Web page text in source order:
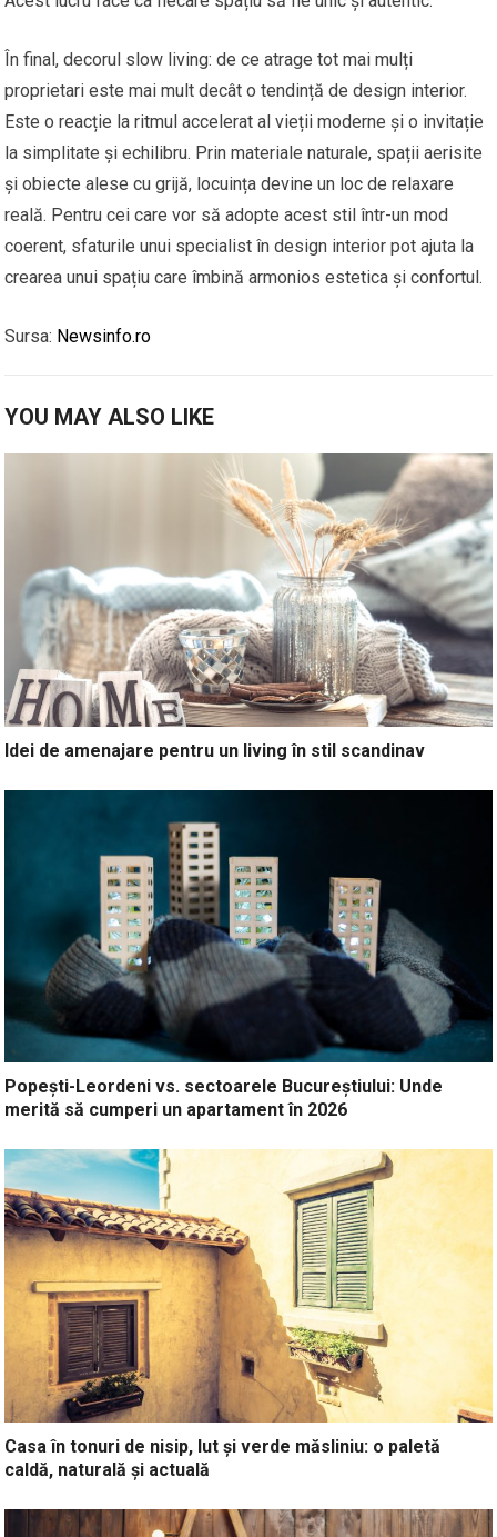
În final, decorul slow living: de ce atrage tot mai mulți
proprietari este mai mult decât o tendință de design interior.
Este o reacție la ritmul accelerat al vieții moderne și o invitație
la simplitate și echilibru. Prin materiale naturale, spații aerisite
și obiecte alese cu grijă, locuința devine un loc de relaxare
reală. Pentru cei care vor să adopte acest stil într-un mod
coerent, sfaturile unui specialist în design interior pot ajuta la
crearea unui spațiu care îmbină armonios estetica și confortul.
Sursa: Newsinfo.ro
YOU MAY ALSO LIKE
Idei de amenajare pentru un living în stil scandinav
Popești-Leordeni vs. sectoarele Bucureștiului: Unde
merită să cumperi un apartament în 2026
Casa în tonuri de nisip, lut și verde măsliniu: o paletă
caldă, naturală și actuală